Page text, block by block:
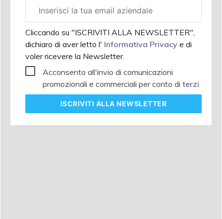
aziendale
Cliccando su "ISCRIVITI ALLA NEWSLETTER",
dichiaro di aver letto l' Informativa Privacy e di
voler ricevere la Newsletter.
Acconsento all'invio di comunicazioni
promozionali e commerciali per conto di terzi.
ISCRIVITI ALLA NEWSLETTER